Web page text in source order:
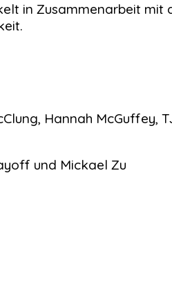
in Zusammenarbeit mit
Hannah McGuffey,
und Mickael Zu